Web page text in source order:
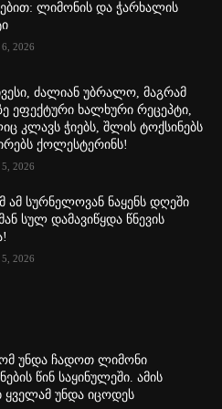
ლიმონის და ჭარხალის
2026
ძალიან უბრალო, მაგრამ
ეფექტური ხალხური რეცეპტი,
კლავს ჭიებს, შლის ტოქსინებს
ქოლესტერინს!
2026
ამ სურნელოვან ნაყენს დღეში
სულ დამავიწყდა წნევის
2026
უნდა ჩადოთ ლიმონი
წინ საყინულეში. ამის
ყველამ უნდა იცოდეს